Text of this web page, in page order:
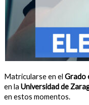
Matricularse en el Grado
en la Universidad de
en estos momentos.